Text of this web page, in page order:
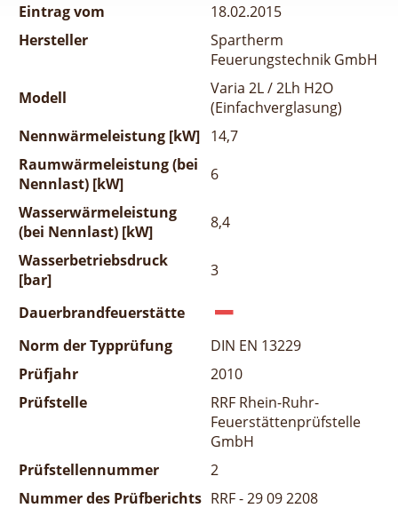
Eintrag vom
18.02.2015
Hersteller
Spartherm
Feuerungstechnik GmbH
Modell
Varia 2L / 2Lh H2O
(Einfachverglasung)
Nennwärmeleistung [kW] 14,7
Raumwärmeleistung (bei
Nennlast) [kW]
6
Wasserwärmeleistung
(bei Nennlast) [kW]
8,4
Wasserbetriebsdruck
[bar]
3
Dauerbrandfeuerstätte
Norm der Typprüfung
DIN EN 13229
Prüfjahr
2010
Prüfstelle
RRF Rhein-Ruhr-
Feuerstättenprüfstelle
GmbH
Prüfstellennummer
2
Nummer des Prüfberichts RRF - 29 09 2208